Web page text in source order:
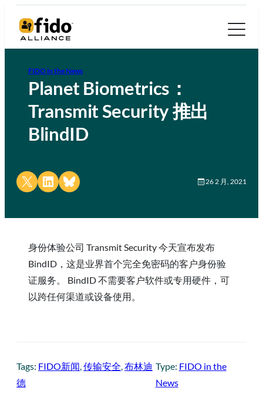
FIDO in the News
Planet Biometrics：
Transmit Security 推出
BlindID
Share on X Share on LinkedIn
Share on Bluesky 26 2 月, 2021
身份体验公司 Transmit Security 今天宣布发布
BindID，这是业界首个完全免密码的客户身份验
证服务。 BindID 不需要客户软件或专用硬件，可
以跨任何渠道或设备使用。
Tags: FIDO新闻 传输安全 布林迪
德
Type: FIDO in the
News